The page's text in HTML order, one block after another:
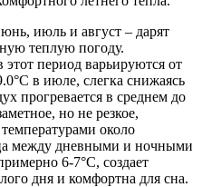
июль и август – дарят
теплую погоду.
период варьируются от
в июле, слегка снижаясь
прогревается в среднем до
но не резкое,
около
между дневными и ночными
6-7°C, создает
дня и комфортна для сна.